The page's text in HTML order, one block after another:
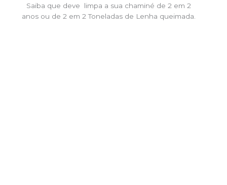
Saiba que deve limpa a sua chaminé de 2 em 2
anos ou de 2 em 2 Toneladas de Lenha queimada.